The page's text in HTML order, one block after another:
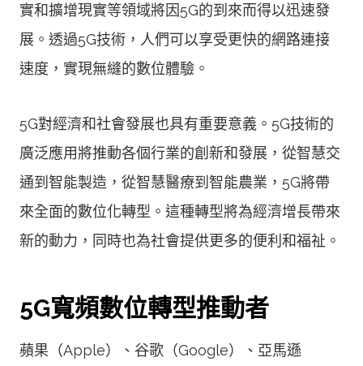
實和擴增現實等領域將因5G的到來而得以迅速發
展。透過5G技術，人們可以享受更快的網路連接
速度，實現無縫的數位體驗。
5G對經濟和社會發展也具有重要意義。5G技術的
廣泛應用將推動各個行業的創新和發展，從智慧交
通到智能製造，從智慧醫療到智能農業，5G將帶
來全面的數位化轉型。這種轉型將為經濟增長帶來
新的動力，同時也為社會提供更多的便利和福祉。
5G寬頻數位轉型推動者
蘋果（Apple）、谷歌（Google）、亞馬遜